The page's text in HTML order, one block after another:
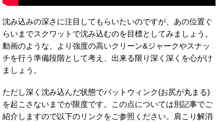
沈み込みの深さに注目してもらいたいのですが、あの位置ぐ
らいまでスクワットで沈み込むのを目標としてみましょう。
動画のような、より強度の高いクリーン&ジャークやスナッ
チを行う準備段階として考え、出来る限り深く深くを心がけ
ましょう。
ただし深く沈み込んだ状態でバットウィンク(お尻が丸まる)
を起こさないまでが限度です。この点については別記事でご
紹介しますので以下のリンクをご参照ください。肩こり解消